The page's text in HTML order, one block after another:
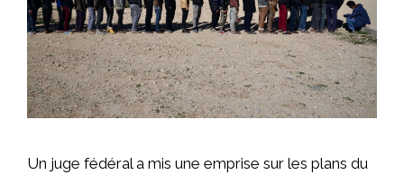
Un juge fédéral a mis une emprise sur les plans du